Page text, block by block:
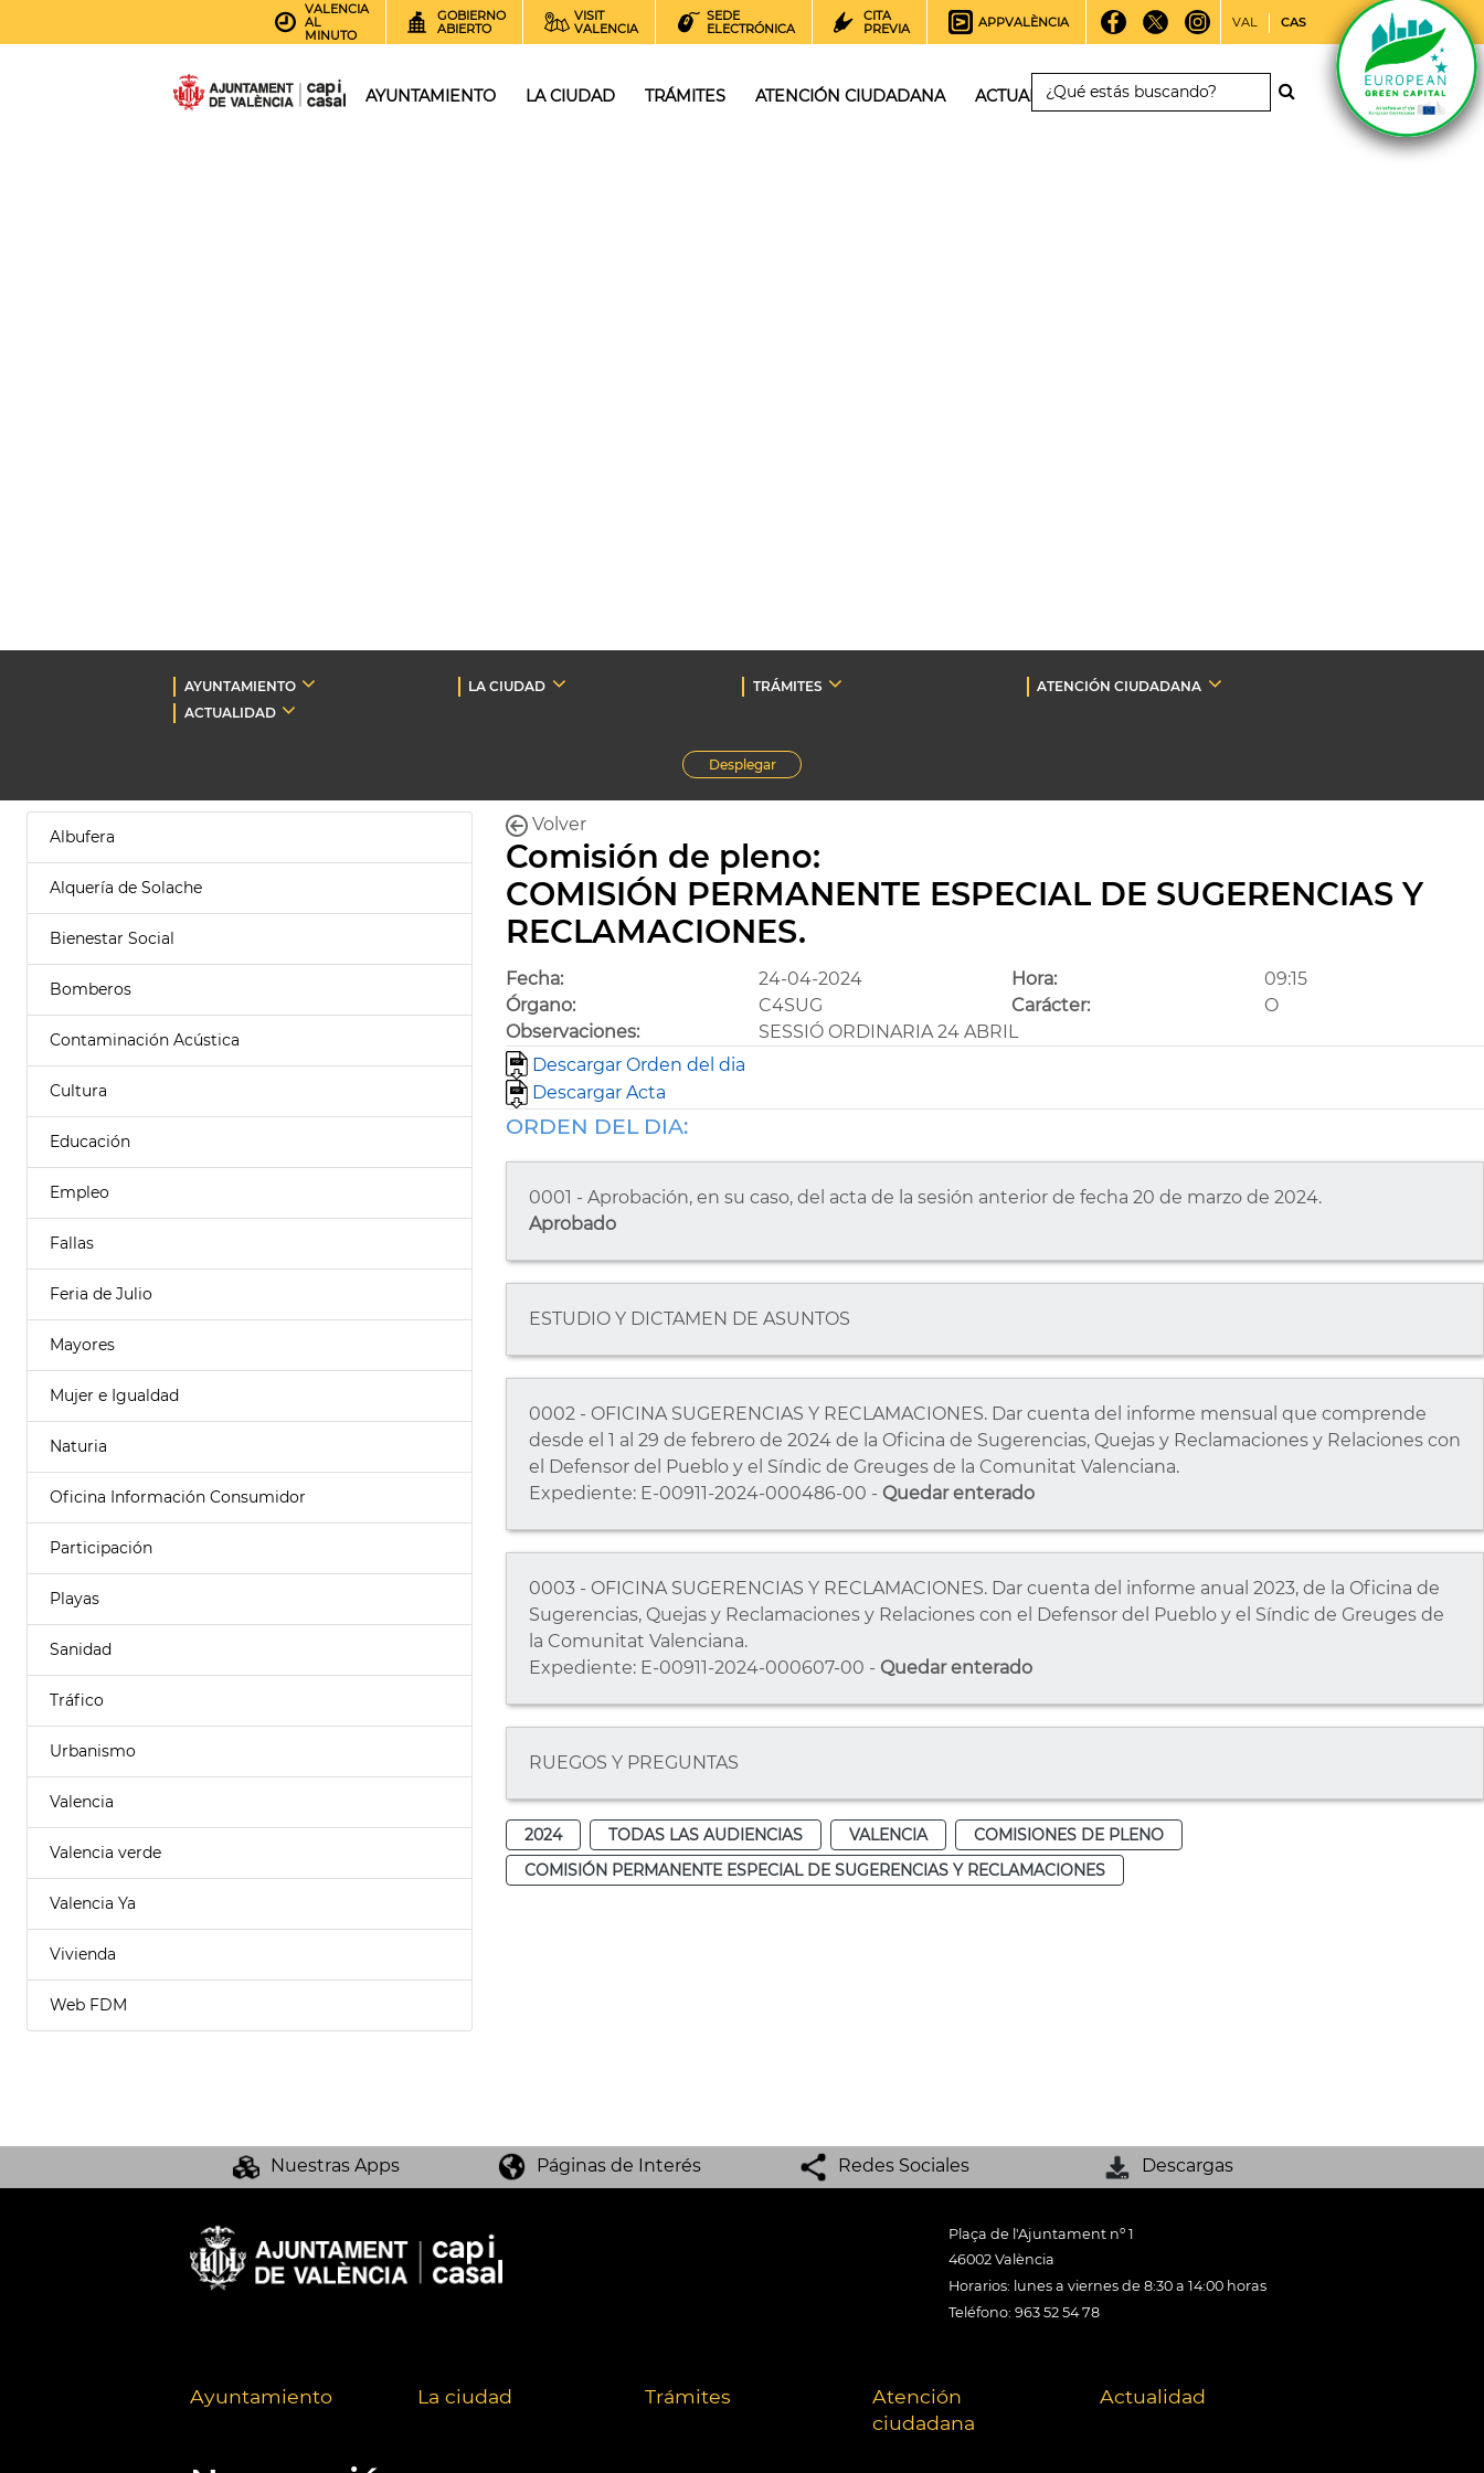
VALENCIA
AL
MINUTO
GOBIERNO
ABIERTO
VISIT
VALENCIA
SEDE
ELECTRÓNICA
CITA
PREVIA
APPVALÈNCIA VAL CAS
AYUNTAMIENTO LA CIUDAD TRÁMITES ATENCIÓN CIUDADANA ACTUALIDAD
AYUNTAMIENTO LA CIUDAD TRÁMITES
ATENCIÓN CIUDADANA
ACTUALIDAD
Desplegar
Albufera
Alquería de Solache
Bienestar Social
Bomberos
Contaminación Acústica
Cultura
Educación
Empleo
Fallas
Feria de Julio
Mayores
Mujer e Igualdad
Naturia
Oficina Información Consumidor
Participación
Playas
Sanidad
Tráfico
Urbanismo
Valencia
Valencia verde
Valencia Ya
Vivienda
Web FDM
Volver
Comisión de pleno:
COMISIÓN PERMANENTE ESPECIAL DE SUGERENCIAS Y
RECLAMACIONES.
Fecha: 24-04-2024 Hora:
09:15
Órgano:
C4SUG Carácter:
O
Observaciones:
SESSIÓ ORDINARIA 24 ABRIL
Descargar Orden del dia
Descargar Acta
ORDEN DEL DIA:
0001 - Aprobación, en su caso, del acta de la sesión anterior de fecha 20 de marzo de 2024.
Aprobado
ESTUDIO Y DICTAMEN DE ASUNTOS
0002 - OFICINA SUGERENCIAS Y RECLAMACIONES. Dar cuenta del informe mensual que comprende
desde el 1 al 29 de febrero de 2024 de la Oficina de Sugerencias, Quejas y Reclamaciones y Relaciones con
el Defensor del Pueblo y el Síndic de Greuges de la Comunitat Valenciana.
Expediente: E-00911-2024-000486-00 - Quedar enterado
0003 - OFICINA SUGERENCIAS Y RECLAMACIONES. Dar cuenta del informe anual 2023, de la Oficina de
Sugerencias, Quejas y Reclamaciones y Relaciones con el Defensor del Pueblo y el Síndic de Greuges de
la Comunitat Valenciana.
Expediente: E-00911-2024-000607-00 - Quedar enterado
RUEGOS Y PREGUNTAS
2024 TODAS LAS AUDIENCIAS VALENCIA
COMISIONES DE PLENO
COMISIÓN PERMANENTE ESPECIAL DE SUGERENCIAS Y RECLAMACIONES
Nuestras Apps Páginas de Interés Redes Sociales Descargas
Plaça de l'Ajuntament nº 1
46002 València
Horarios: lunes a viernes de 8:30 a 14:00 horas
Teléfono: 963 52 54 78
Ayuntamiento La ciudad Trámites
Atención
ciudadana
Actualidad